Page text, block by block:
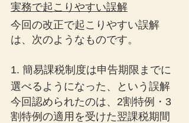
実務で起こりやすい誤解
今回の改正で起こりやすい誤解
は、次のようなものです。
1. 簡易課税制度は申告期限までに
選べるようになった、という誤解
今回認められたのは、2割特例・3
割特例の適用を受けた翌課税期間